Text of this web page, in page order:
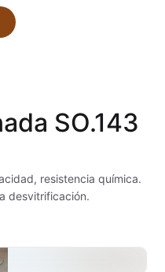
SO.143
resistencia química.
desvitrificación.